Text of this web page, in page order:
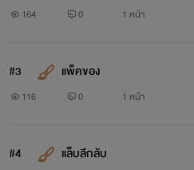
164 0 1 หน้า
#3 แพ็คของ
116 0 1 หน้า
#4 แล็บลึกลับ